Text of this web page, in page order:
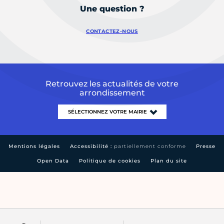
Une question ?
CONTACTEZ-NOUS
Retrouvez les actualités de votre
arrondissement
Mentions légales Accessibilité : partiellement conforme Presse
Open Data Politique de cookies Plan du site